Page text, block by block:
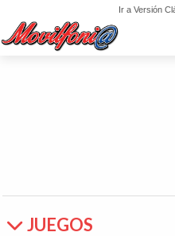
Ir a Versión
JUEGOS